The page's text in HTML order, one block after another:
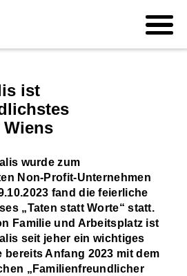
ist
Wiens
wurde zum
Non-Profit-Unternehmen
fand die feierliche
„Taten statt Worte“ statt.
Familie und Arbeitsplatz ist
seit jeher ein wichtiges
Anfang 2023 mit dem
„Familienfreundlicher